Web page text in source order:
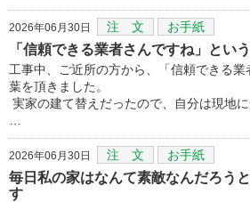
2026年06月30日 注 文 お手紙
「信頼できる業者さんですね」とい
工事中、ご近所の方から、「信頼できる
葉を頂きました。
実家の建て替えだったので、自分は現地に
2026年06月30日 注 文 お手紙
毎日私の家はなんて素敵なんだろう
す